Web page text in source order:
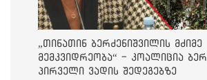
„თინათინ ბერძენიშვილის მძიმე
მემკვიდრეობა“ - კოალიცია
პირველი ვადის შედეგებზე